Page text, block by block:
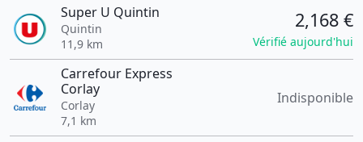
Super U Quintin
Quintin
11,9 km
2,168 €
Vérifié aujourd'hui
Carrefour Express
Corlay
Corlay
7,1 km
Indisponible